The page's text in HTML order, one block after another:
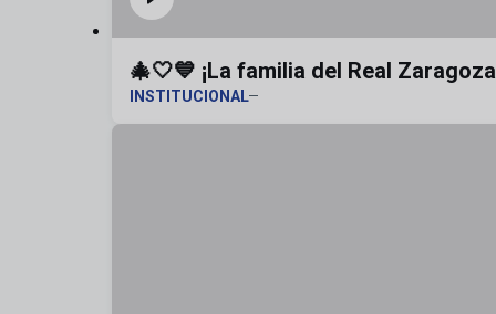
🎄🤍💙 ¡La familia del Real
INSTITUCIONAL